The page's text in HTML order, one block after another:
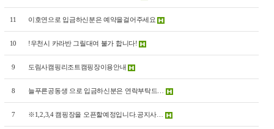
11 이호연으로 입금하신분은 예약을걸어주세요
10 !우천시 카라반 그릴대여 불가 합니다!
9 도림사캠핑리조트캠핑장이용안내
8 늘푸른공동생 으로 입금하신분은 연락부탁드…
7 ※1,2,3,4 캠핑장을 오픈할예정입니다.공지사…